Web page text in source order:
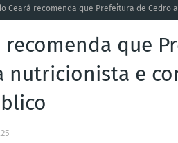
Ceará recomenda que Prefeitura de
recomenda que
nutricionista e